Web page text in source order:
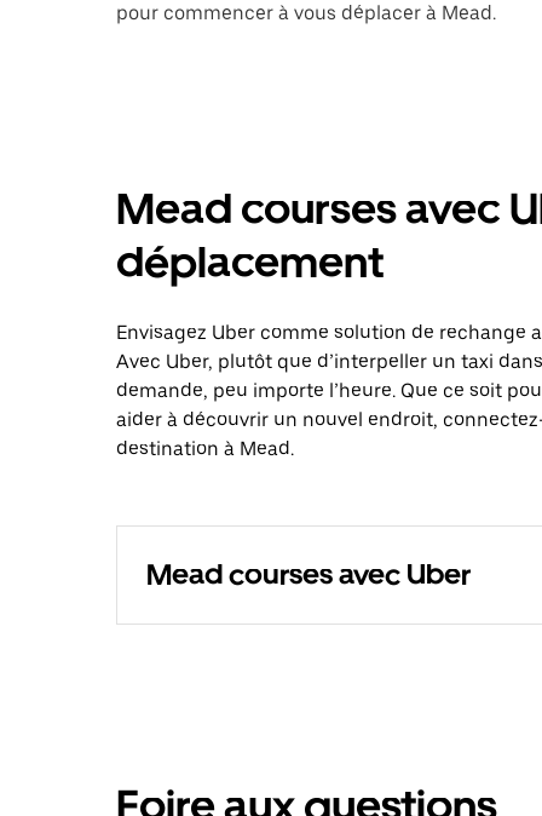
pour commencer à vous déplacer à Mead.
Mead courses avec
déplacement
Envisagez Uber comme solution de rechange
Avec Uber, plutôt que d’interpeller un taxi
demande, peu importe l’heure. Que ce soit
aider à découvrir un nouvel endroit,
destination à Mead.
Mead courses avec Uber